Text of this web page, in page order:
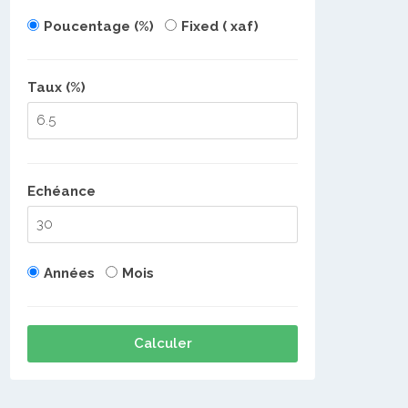
Poucentage (%) Fixed ( xaf)
Taux (%)
Echéance
Années Mois
Calculer